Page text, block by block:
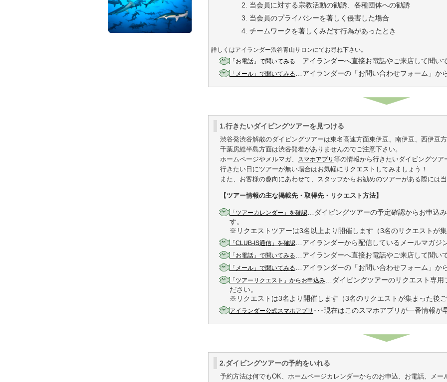
当会員に対する宗教活動の勧誘、各種団体への勧誘
当会員のプライバシーを著しく侵害した場合
チームワークを著しくみだす行為があったとき
詳しくはアイランダー渋谷青山サロンにてお尋ね下さい。
「お電話」で聞いてみる
…アイランダーへ直接お電話やご来店して聞い
「メール」で聞いてみる …アイランダーの「お問い合わせフォーム」か
1.行きたいダイビングツアーを見つける
渋谷発渋谷解散のダイビングツアーは東名高速方面東伊豆、南伊豆、西伊豆方
千葉房総半島方面は渋谷発着がありませんのでご注意下さい。
ホームページやメルマガ、
スマホアプリ 等の情報から行きたいダイビングツア
行きたい日にツアーが無い場合はお気軽にリクエストしてみましょう！
また、お客様の趣向にあわせて、スタッフからお勧めのツアーがある際には
【ツアー情報の主な掲載先・取得先・リクエスト方法】
「ツアーカレンダー」を確認 …ダイビングツアーの予定確認からお申込
す。
※リクエストツアーは3名以上より開催します（3名のリクエストが
「CLUB-IS通信」を確認 …アイランダーから配信しているメールマガジ
「お電話」で聞いてみる …アイランダーへ直接お電話やご来店して聞い
「メール」で聞いてみる …アイランダーの「お問い合わせフォーム」か
「ツアーリクエスト」からお申込み …ダイビングツアーのリクエスト専
ださい。
※リクエストは3名より開催します（3名のリクエストが集まった後ご
アイランダー公式スマホアプリ ･･･現在はこのスマホアプリが一番情報が
2.ダイビングツアーの予約をいれる
予約方法は何でもOK、ホームページカレンダーからのお申込、お電話、メ